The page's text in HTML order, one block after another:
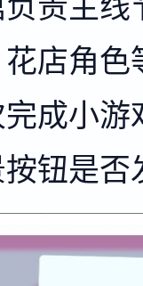
店角
成小
钮是否